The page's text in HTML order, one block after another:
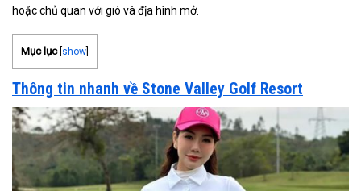
hoặc chủ quan với gió và địa hình mở.
Mục lục show
Thông tin nhanh về Stone Valley Golf Resort